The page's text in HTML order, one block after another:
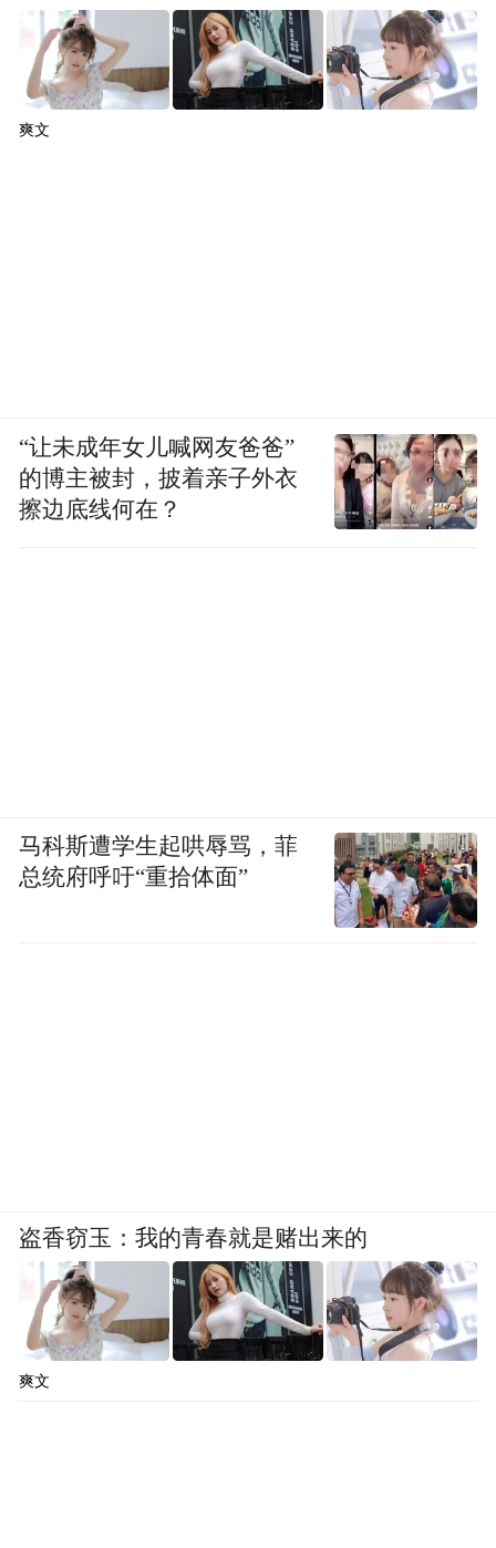
爽文
“让未成年女儿喊网友爸爸”
的博主被封，披着亲子外衣
擦边底线何在？
马科斯遭学生起哄辱骂，菲
总统府呼吁“重拾体面”
盗香窃玉：我的青春就是赌出来的
爽文